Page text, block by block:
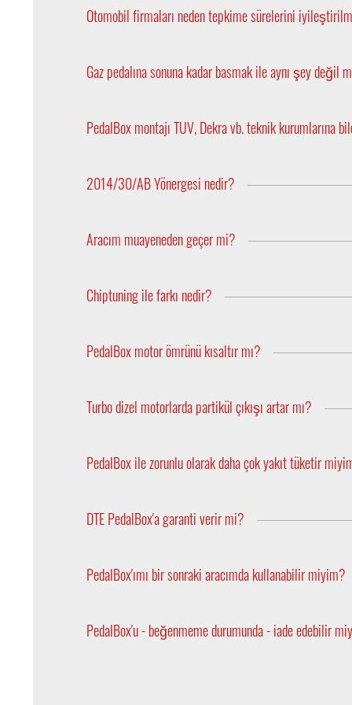
üretilmiştir. Dolayısıyla aracınıza özel bir seçenek
Otomobil firmaları neden tepkime sürelerini
refleksleridir. Sürücü yaş gruplarının refleksleri
Gaz pedalına sonuna kadar basmak ile aynı şey değil
durumdur.
PedalBox montajı TUV, Dekra vb. teknik kurumlarına
2014/30/AB Yönergesi nedir?
elektromanyetik uyumluluk (EMU) hususundaki
CE işaretine sahiptir.
Aracım muayeneden geçer mi?
Chiptuning ile farkı nedir?
PedalBox motor ömrünü kısaltır mı?
Turbo dizel motorlarda partikül çıkışı artar mı?
PedalBox ile zorunlu olarak daha çok yakıt tüketir
DTE PedalBox'a garanti verir mi?
PedalBox'ımı bir sonraki aracımda kullanabilir miyim?
gösterdiklerinden yeniden programlanamazlar.
iletişime geçmekten çekinmeyin!
PedalBox'u - beğenmeme durumunda - iade edebilir